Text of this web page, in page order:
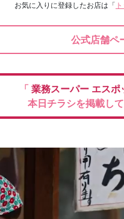
お気に入りに登録したお店は 「
公式店舗ペ
「 業務スーパー エスポ
本日チラシを掲載し